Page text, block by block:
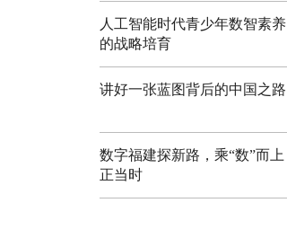
人工智能时代青少年数智素养
的战略培育
讲好一张蓝图背后的中国之路
数字福建探新路，乘“数”而上
正当时